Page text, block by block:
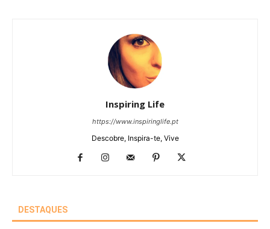
Inspiring Life
https://www.inspiringlife.pt
Descobre, Inspira-te, Vive
DESTAQUES